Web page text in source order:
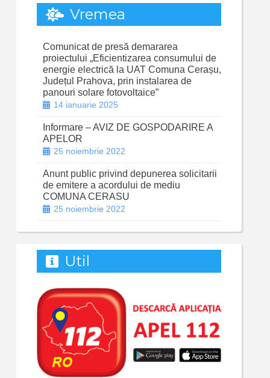
Vremea
Comunicat de presă demararea
proiectului „Eficientizarea consumului de
energie electrică la UAT Comuna Cerașu,
Județul Prahova, prin instalarea de
panouri solare fotovoltaice”
14 ianuarie 2025
Informare – AVIZ DE GOSPODARIRE A
APELOR
25 noiembrie 2022
Anunt public privind depunerea solicitarii
de emitere a acordului de mediu
COMUNA CERASU
25 noiembrie 2022
Util